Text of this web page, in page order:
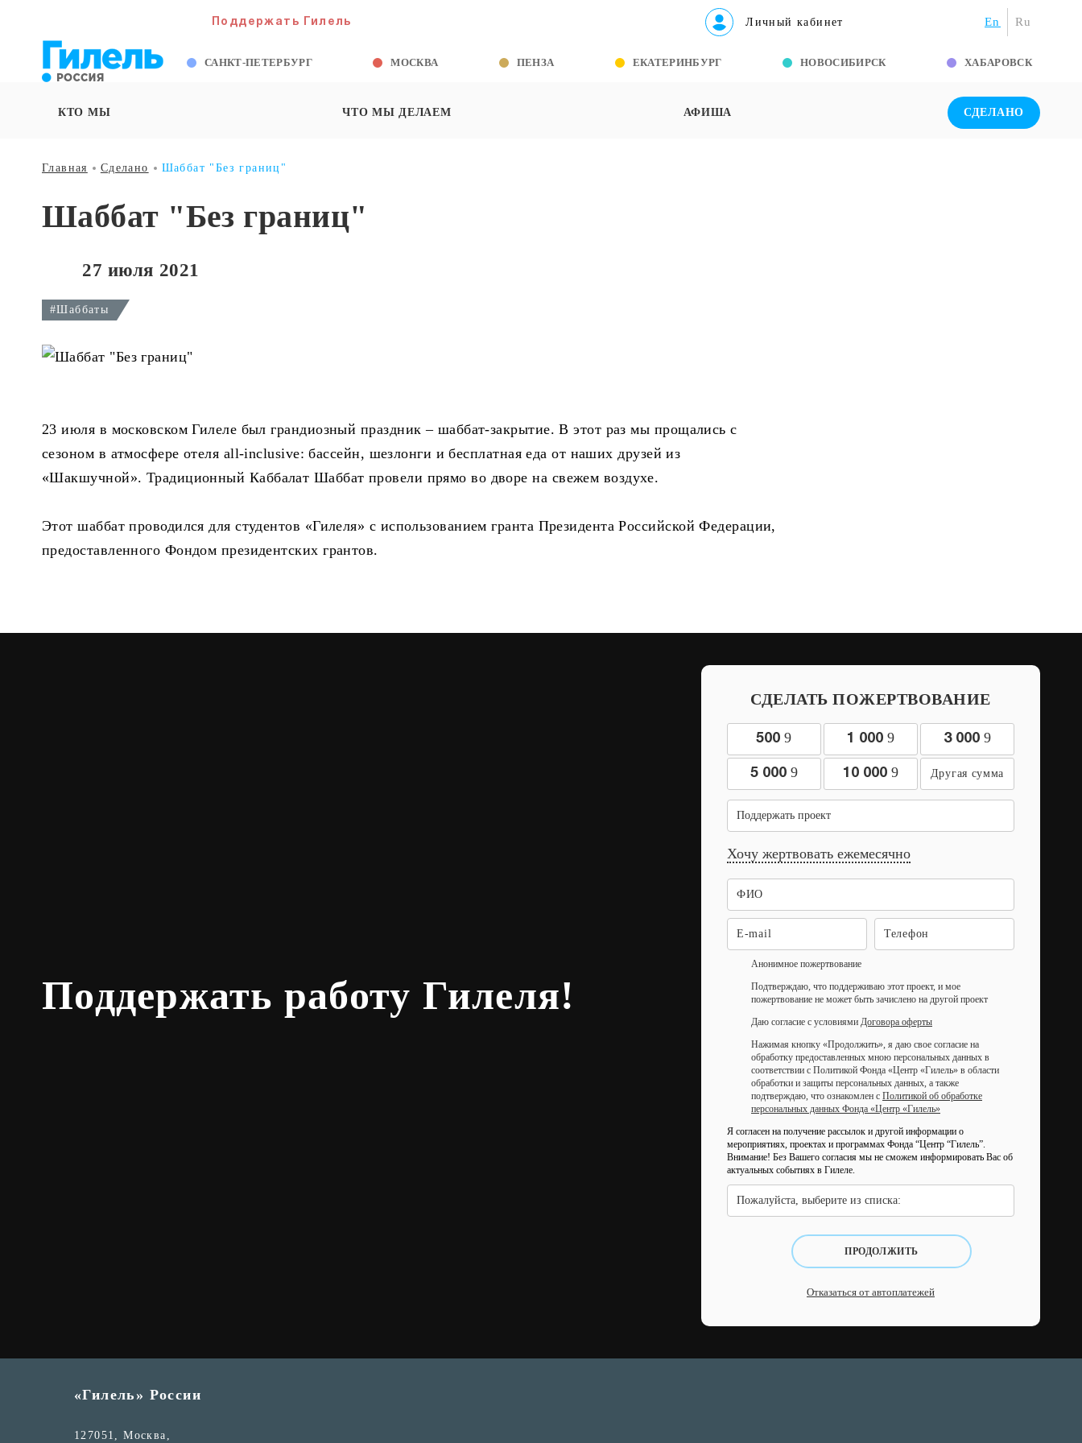
Поддержать Гилель Личный кабинет En Ru
САНКТ-ПЕТЕРБУРГ МОСКВА ПЕНЗА ЕКАТЕРИНБУРГ НОВОСИБИРСК ХАБАРОВСК
КТО МЫ ЧТО МЫ ДЕЛАЕМ АФИША СДЕЛАНО
Главная Сделано Шаббат "Без границ"
Шаббат "Без границ"
27 июля 2021
#Шаббаты
23 июля в московском Гилеле был грандиозный праздник – шаббат-закрытие. В этот раз мы прощались с
сезоном в атмосфере отеля all-inclusive: бассейн, шезлонги и бесплатная еда от наших друзей из
«Шакшучной». Традиционный Каббалат Шаббат провели прямо во дворе на свежем воздухе.
Этот шаббат проводился для студентов «Гилеля» с использованием гранта Президента Российской Федерации,
предоставленного Фондом президентских грантов.
Поддержать работу Гилеля!
СДЕЛАТЬ ПОЖЕРТВОВАНИЕ
5009 1 000 9 3 000 9
5 000 9 10 000 9
Поддержать проект
Хочу жертвовать ежемесячно
Анонимное пожертвование
Подтверждаю, что поддерживаю этот проект, и мое
пожертвование не может быть зачислено на другой проект
Даю согласие с условиями Договора оферты
Нажимая кнопку «Продолжить», я даю свое согласие на
обработку предоставленных мною персональных данных в
соответствии с Политикой Фонда «Центр «Гилель» в области
обработки и защиты персональных данных, а также
подтверждаю, что ознакомлен с Политикой об обработке
персональных данных Фонда «Центр «Гилель»
Я согласен на получение рассылок и другой информации о
мероприятиях, проектах и программах Фонда “Центр “Гилель”.
Внимание! Без Вашего согласия мы не сможем информировать Вас об
актуальных событиях в Гилеле.
Пожалуйста, выберите из списка:
ПРОДОЛЖИТЬ
Отказаться от автоплатежей
«Гилель» России
127051, Москва,